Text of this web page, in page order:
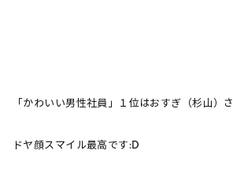
「かわいい男性社員」１位はおすぎ（杉山）
ドヤ顔スマイル最高です:D